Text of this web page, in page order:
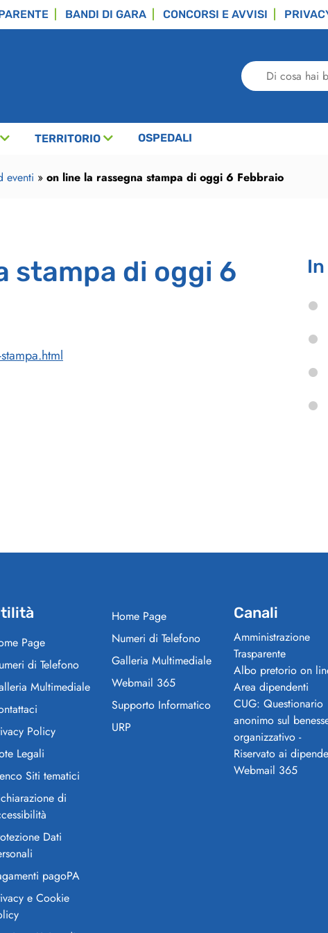
BANDI DI GARA CONCORSI E AVVISI
Di
cosa
bisogno?
TERRITORIO OSPEDALI
eventi » on line la rassegna stampa di oggi 6 Febbraio
stampa di oggi 6
Page
di Telefono
Multimediale
Policy
Legali
Siti tematici
di
Dati
pagoPA
e Cookie
Home Page
Numeri di Telefono
Galleria Multimediale
Webmail 365
Supporto Informatico
URP
Canali
Amministrazione
Trasparente
Albo pretorio on
Area dipendenti
CUG: Questionario
anonimo sul
organizzativo -
Riservato ai
Webmail 365